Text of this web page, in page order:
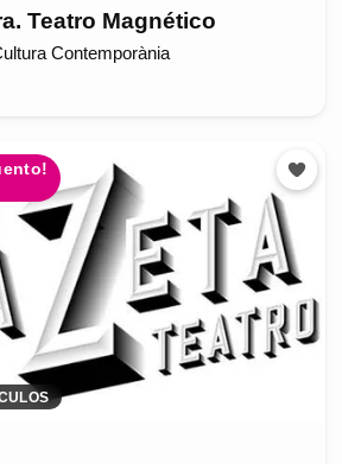
Teatro Magnético
Contemporània